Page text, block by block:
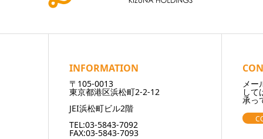
INFORMATION
〒105-0013
東京都港区浜松町2-2-12
JEI浜松町ビル2階
TEL:03-5843-7092
FAX:03-5843-7093
メー
して
承っ